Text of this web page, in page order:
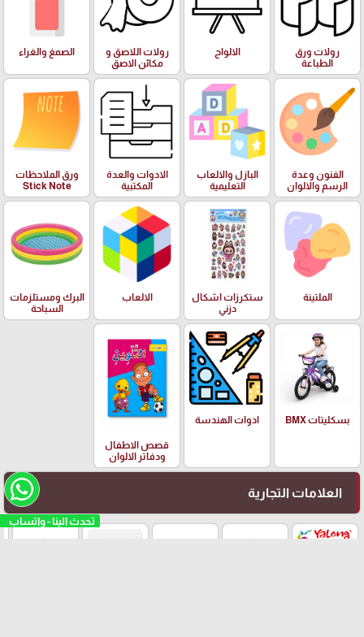
تحدث الينا - واتساب
رولات ورق
الطباعة
الالواح
رولات اللاصق و
مكائن الاصق
الصمغ والغراء
الفنون وعدة
الرسم والالوان
البازل والالعاب
التعليمية
الادوات والعدة
المكتبية
ورق الملاحظات
Stick Note
الملتينة
ستكرزات اشكال
دزني
الالعاب
البرك ومستلزمات
السباحة
بسكليتات BMX ادوات الهندسة
قصص الاطفال
ودفاتر الالوان
العلامات التجارية